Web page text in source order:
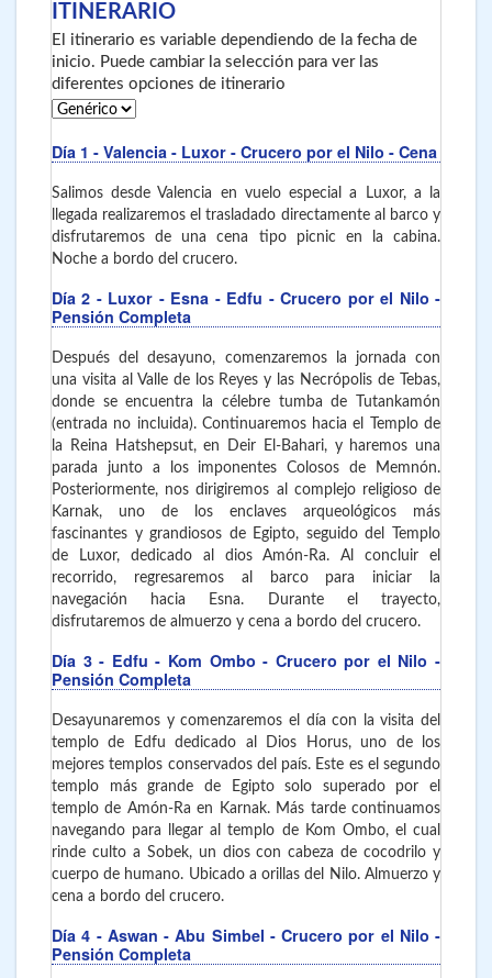
ITINERARIO
El itinerario es variable dependiendo de la fecha de
inicio. Puede cambiar la selección para ver las
diferentes opciones de itinerario
Día 1 - Valencia - Luxor - Crucero por el Nilo - Cena
Salimos desde Valencia en vuelo especial a Luxor, a la
llegada realizaremos el trasladado directamente al barco y
disfrutaremos de una cena tipo picnic en la cabina.
Noche a bordo del crucero.
Día 2 - Luxor - Esna - Edfu - Crucero por el Nilo -
Pensión Completa
Después del desayuno, comenzaremos la jornada con
una visita al Valle de los Reyes y las Necrópolis de Tebas,
donde se encuentra la célebre tumba de Tutankamón
(entrada no incluida). Continuaremos hacia el Templo de
la Reina Hatshepsut, en Deir El-Bahari, y haremos una
parada junto a los imponentes Colosos de Memnón.
Posteriormente, nos dirigiremos al complejo religioso de
Karnak, uno de los enclaves arqueológicos más
fascinantes y grandiosos de Egipto, seguido del Templo
de Luxor, dedicado al dios Amón-Ra. Al concluir el
recorrido, regresaremos al barco para iniciar la
navegación hacia Esna. Durante el trayecto,
disfrutaremos de almuerzo y cena a bordo del crucero.
Día 3 - Edfu - Kom Ombo- Crucero por el Nilo -
Pensión Completa
Desayunaremos y comenzaremos el día con la visita del
templo de Edfu dedicado al Dios Horus, uno de los
mejores templos conservados del país. Este es el segundo
templo más grande de Egipto solo superado por el
templo de Amón-Ra en Karnak. Más tarde continuamos
navegando para llegar al templo de Kom Ombo, el cual
rinde culto a Sobek, un dios con cabeza de cocodrilo y
cuerpo de humano. Ubicado a orillas del Nilo. Almuerzo y
cena a bordo del crucero.
Día 4 - Aswan - Abu Simbel - Crucero por el Nilo -
Pensión Completa